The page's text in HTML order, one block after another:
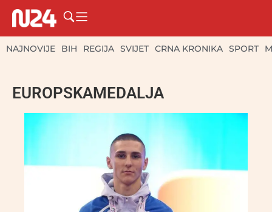
NAJNOVIJE BIH REGIJA SVIJET CRNA KRONIKA SPORT
EUROPSKAMEDALJA